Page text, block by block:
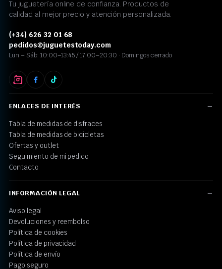
Tu juguetería online de confianza. Productos de
calidad al mejor precio y atención personalizada.
(+34) 626 32 01 68
pedidos@juguetestoday.com
Lun – Sáb: 10:00–13:45 / 17:00–20:30 · Domingos cerrado
ENLACES DE INTERÉS
Tabla de medidas de disfraces
Tabla de medidas de bicicletas
Ofertas y outlet
Seguimiento de mi pedido
Contacto
INFORMACIÓN LEGAL
Aviso legal
Devoluciones y reembolso
Política de cookies
Política de privacidad
Política de envío
Pago seguro